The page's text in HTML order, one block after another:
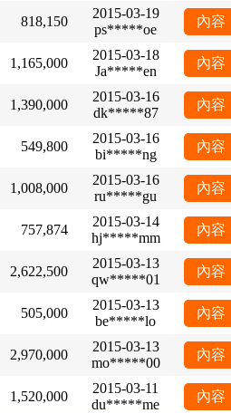
818,150
2015-03-19
ps*****oe
內容
1,165,000
2015-03-18
Ja*****en
內容
1,390,000
2015-03-16
dk*****87
內容
549,800
2015-03-16
bi*****ng
內容
1,008,000
2015-03-16
ru*****gu
內容
757,874
2015-03-14
hj*****mm
內容
2,622,500
2015-03-13
qw*****01
內容
505,000
2015-03-13
be*****lo
內容
2,970,000
2015-03-13
mo*****00
內容
1,520,000
2015-03-11
du*****me
內容